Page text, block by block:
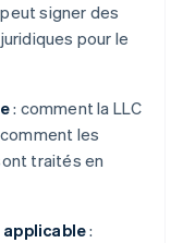
signer des
pour le
: comment la LLC
les
traités en
: